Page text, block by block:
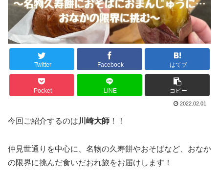
Twitter Facebook はてブ
Pocket LINE コピー
2022.02.01
今回ご紹介するのは 川崎大師 ！！
仲見世通りを中心に、名物の久寿餅やおそばなど、おなか
の限界に挑んだ食いだおれ旅をお届けします！